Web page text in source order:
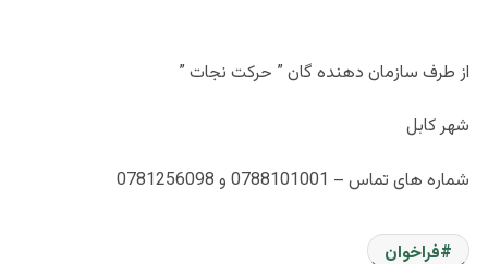
از طرف سازمان دهنده گان ” حرکت نجات ”
شهر کابل
شماره های تماس – 0788101001 و 0781256098
فراخوان